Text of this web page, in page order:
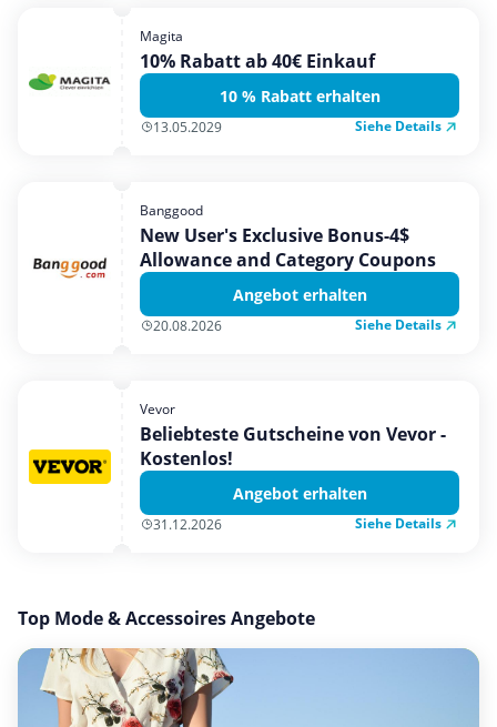
Magita
10% Rabatt ab 40€ Einkauf
10 % Rabatt erhalten
13.05.2029 Siehe Details
Banggood
New User's Exclusive Bonus-4$
Allowance and Category Coupons
Angebot erhalten
20.08.2026 Siehe Details
Vevor
Beliebteste Gutscheine von Vevor -
Kostenlos!
Angebot erhalten
31.12.2026 Siehe Details
Top Mode & Accessoires Angebote